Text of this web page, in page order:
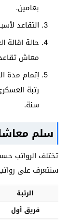
بعامين.
التقاعد
حالة
معاش
إتمام مدة
رتبة
سنة.
سلم
تختلف الرواتب
سنتعرف على
الرتبة
فريق أول